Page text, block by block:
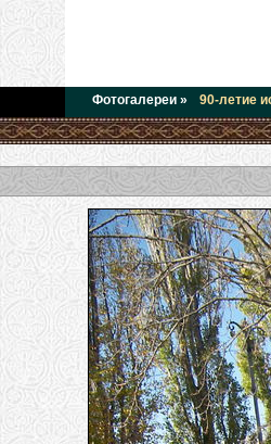
Фотогалереи » 90-летие